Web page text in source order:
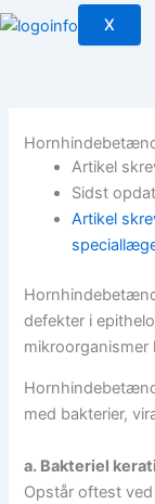
X
Artikel
Sidst
Artikel
defekter i
mikroorganismer
med bakterier,
a. Bakteriel
Opstår oftest